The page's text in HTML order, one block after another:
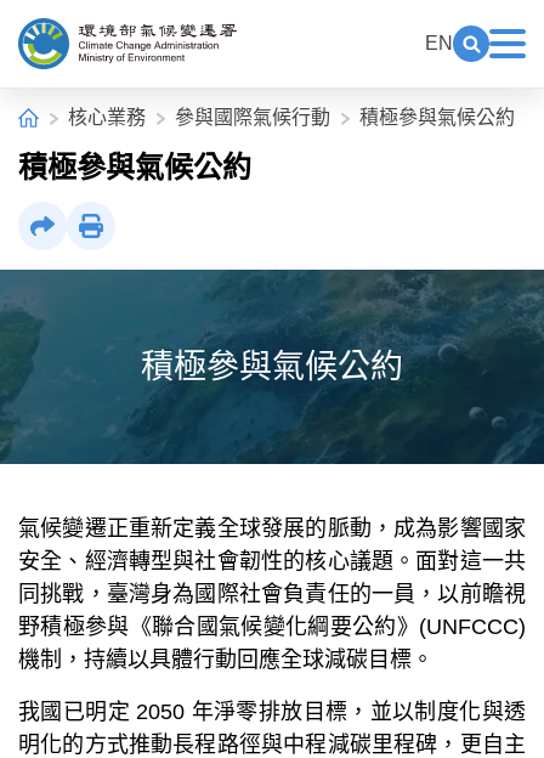
EN
首頁核心業務 參與國際氣候行動 積極參與氣候公約
積極參與氣候公約
積極參與氣候公約
氣候變遷正重新定義全球發展的脈動，成為影響國家
安全、經濟轉型與社會韌性的核心議題。面對這一共
同挑戰，臺灣身為國際社會負責任的一員，以前瞻視
野積極參與《聯合國氣候變化綱要公約》(UNFCCC)
機制，持續以具體行動回應全球減碳目標。
我國已明定 2050 年淨零排放目標，並以制度化與透
明化的方式推動長程路徑與中程減碳里程碑，更自主